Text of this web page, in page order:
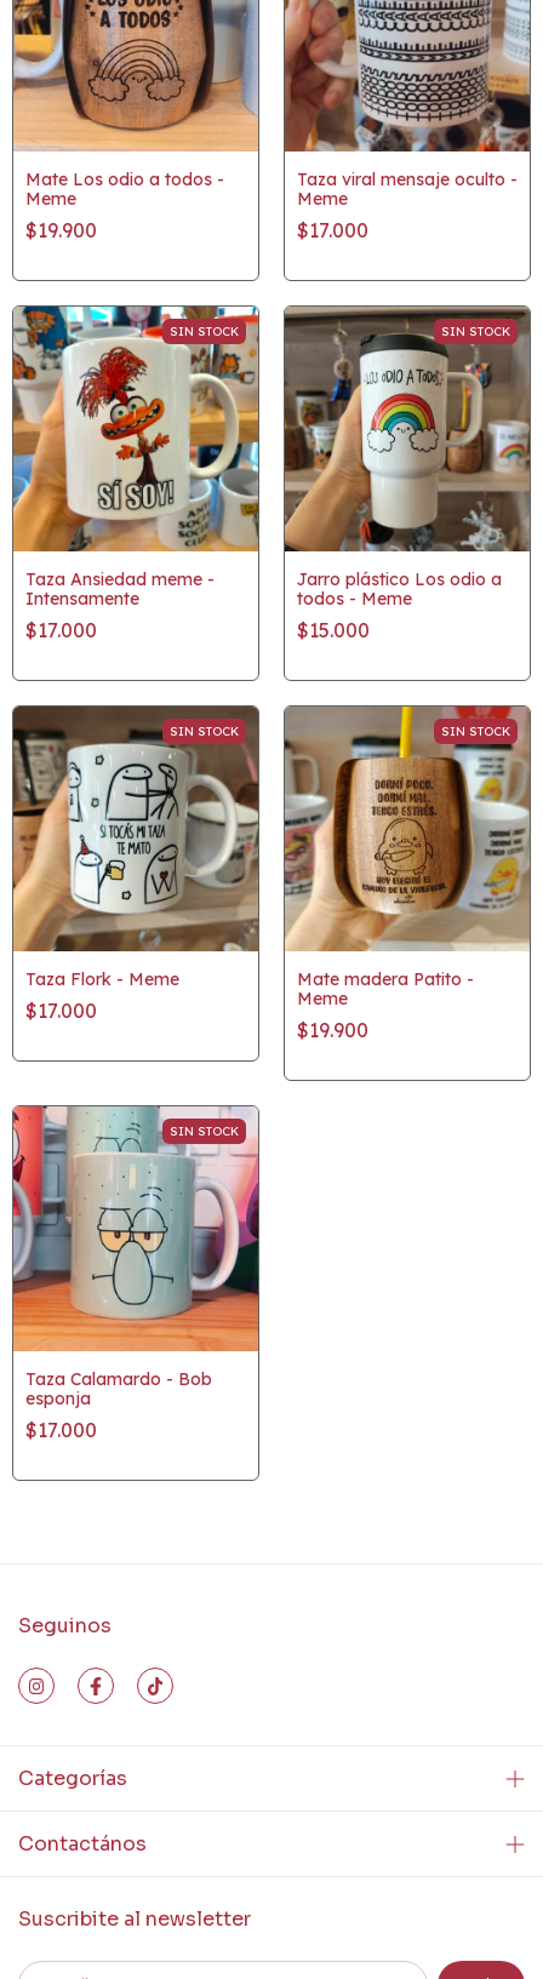
Mate Los odio a todos -
Meme
$19.900
Taza viral mensaje oculto -
Meme
$17.000
SIN STOCK
Taza Ansiedad meme -
Intensamente
$17.000
SIN STOCK
Jarro plástico Los odio a
todos - Meme
$15.000
SIN STOCK
Taza Flork - Meme
$17.000
SIN STOCK
Mate madera Patito -
Meme
$19.900
SIN STOCK
Taza Calamardo - Bob
esponja
$17.000
Seguinos
Categorías
Contactános
Suscribite al newsletter